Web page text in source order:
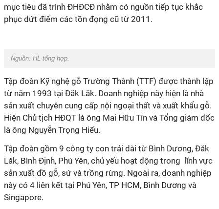
mục tiêu đã trình ĐHĐCĐ nhằm có nguồn tiếp tục khắc
phục dứt điểm các tồn đọng cũ từ 2011.
Nguồn: HL tổng hợp.
Tập đoàn Kỹ nghệ gỗ Trường Thành (TTF) được thành lập
từ năm 1993 tại Đăk Lăk. Doanh nghiệp này hiện là nhà
sản xuất chuyên cung cấp nội ngoại thất và xuất khẩu gỗ.
Hiện Chủ tịch HĐQT là ông Mai Hữu Tín và Tổng giám đốc
là ông Nguyễn Trọng Hiếu.
Tập đoàn gồm 9 công ty con trải dài từ Bình Dương, Đăk
Lăk, Bình Định, Phú Yên, chủ yếu hoạt động trong lĩnh vực
sản xuất đồ gỗ, sứ và trồng rừng. Ngoài ra, doanh nghiệp
này có 4 liên kết tại Phú Yên, TP HCM, Bình Dương và
Singapore.